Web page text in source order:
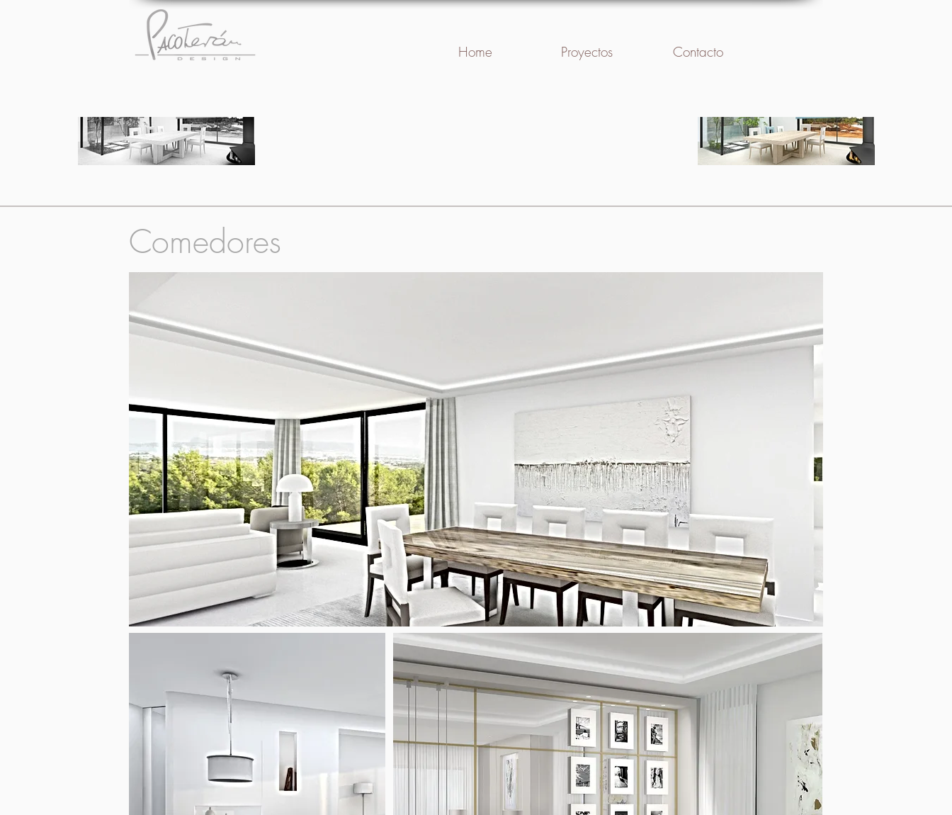
Home Proyectos Contacto
Comedores